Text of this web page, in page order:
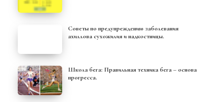
Советы по предупреждению заболевания
ахиллова сухожилия и надкостницы.
Школа бега: Правильная техника бега – основа
прогресса.